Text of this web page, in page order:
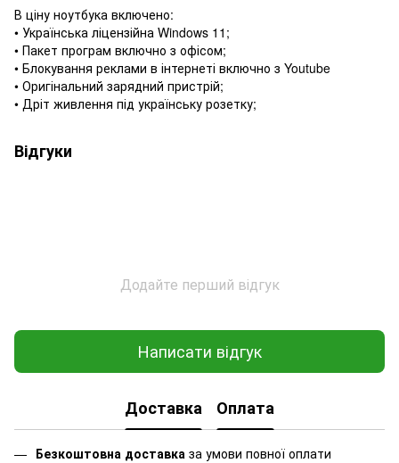
В ціну ноутбука включено:
• Українська ліцензійна Windows 11;
• Пакет програм включно з офісом;
• Блокування реклами в інтернеті включно з Youtube
• Оригінальний зарядний пристрій;
• Дріт живлення під українську розетку;
Відгуки
Додайте перший відгук
Написати відгук
Доставка Оплата
Безкоштовна доставка за умови повної оплати